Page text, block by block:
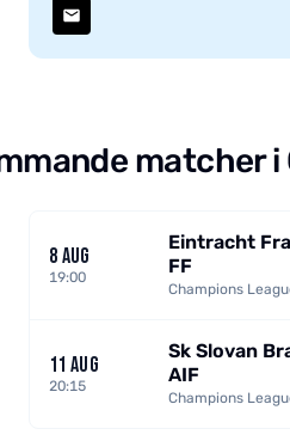
matcher
8 AUG
19:00
Eintracht
FF
Champions
11 AUG
20:15
Sk Slovan
AIF
Champions